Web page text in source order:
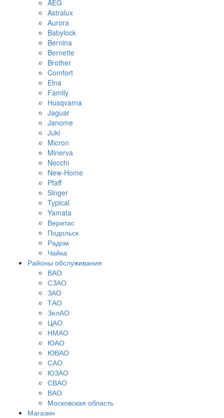
AEG
Astralux
Aurora
Babylock
Bernina
Bernette
Brother
Comfort
Elna
Family
Husqvarna
Jaguar
Janome
Juki
Micron
Minerva
Necchi
New-Home
Pfaff
Singer
Typical
Yamata
Веритас
Подольск
Радом
Чайка
Районы обслуживания
ВАО
СЗАО
ЗАО
ТАО
ЗелАО
ЦАО
НМАО
ЮАО
ЮВАО
САО
ЮЗАО
СВАО
ВАО
Московская область
Магазин